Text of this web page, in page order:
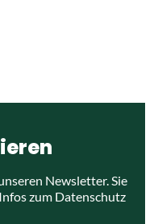
Newsletter. Sie
zum Datenschutz